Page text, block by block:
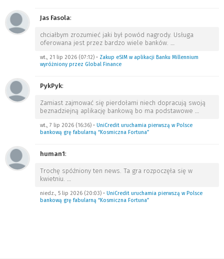
Jas Fasola:
chciałbym zrozumieć jaki był powód nagrody. Usługa
oferowana jest przez bardzo wiele banków. …
wt., 21 lip 2026 (07:12) • Zakup eSIM w aplikacji Banku Millennium
wyróżniony przez Global Finance
PykPyk:
Zamiast zajmować się pierdołami niech dopracują swoją
beznadziejną aplikację bankową bo ma podstawowe …
wt., 7 lip 2026 (16:36) • UniCredit uruchamia pierwszą w Polsce
bankową grę fabularną “Kosmiczna Fortuna”
human1:
Trochę spóźniony ten news. Ta gra rozpoczęła się w
kwietniu. …
niedz., 5 lip 2026 (20:03) • UniCredit uruchamia pierwszą w Polsce
bankową grę fabularną “Kosmiczna Fortuna”